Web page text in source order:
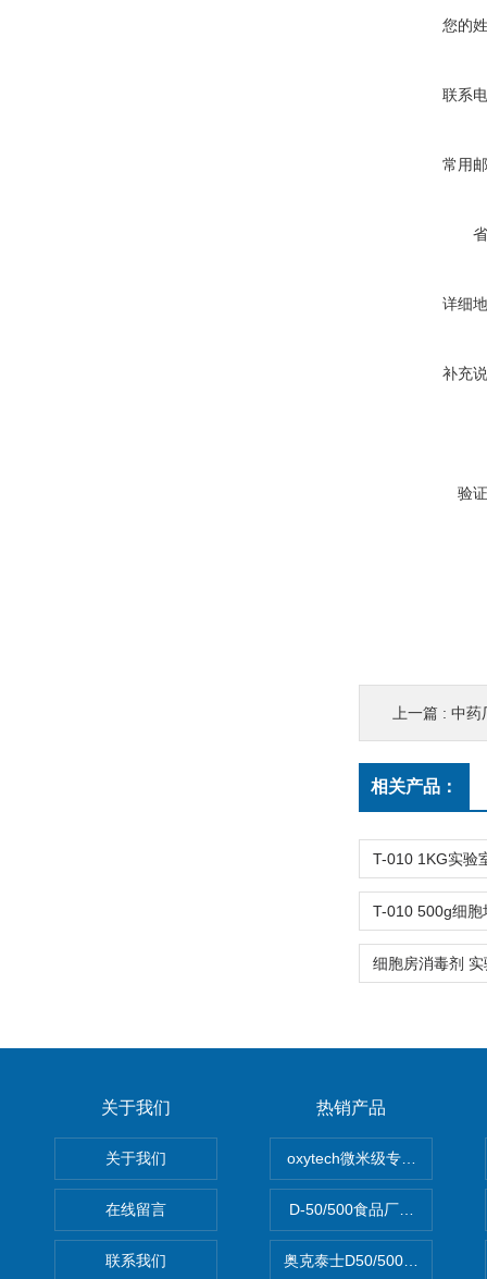
您的
联系
常用
详细
补充
验
上一篇 : 中药
相关产品：
关于我们
关于我们
在线留言
联系我们
热销产品
oxytech微米级专业消毒
D-50/500食品厂车间高效杀
奥克泰士D50/500矿泉水消毒